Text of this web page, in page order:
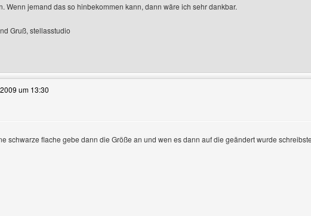
Wenn jemand das so hinbekommen kann, dann wäre ich sehr dankbar.
Gruß, stellasstudio
dieses Benutzers besuchen: stellasstudio
um 13:30
schwarze flache gebe dann die Größe an und wen es dann auf die geändert wurde
dieses Benutzers besuchen: luenen-mod